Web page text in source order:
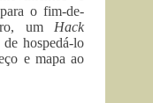
o fim-de-
um Hack
de hospedá-lo
e mapa ao